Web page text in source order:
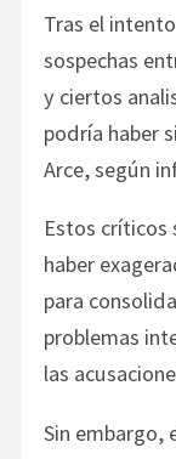
Tras el
sospechas
y ciertos
podría haber
Arce, según
Estos críticos
haber
para
problemas
las
Sin embargo,